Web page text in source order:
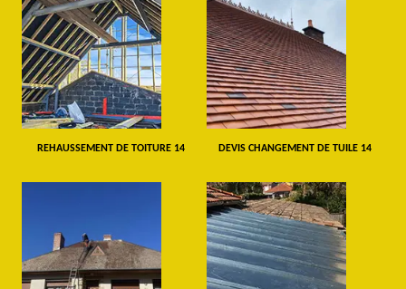
REHAUSSEMENT DE TOITURE 14 DEVIS CHANGEMENT DE TUILE 14